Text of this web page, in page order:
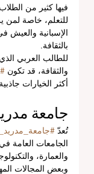
فيها كثير من
للتعلم، خاصة لمن
الإسبانية والعيش
بالثقافة.
للطالب العربي
والثقافة، قد تكون
أكثر الخيارات جاذبية.
جامعة
تُعدّ
الجامعات العامة
والعمارة،
وبعض المجالات